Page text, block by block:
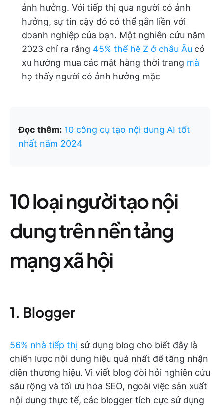
ảnh hưởng. Với tiếp thị qua người có ảnh
hưởng, sự tin cậy đó có thể gắn liền với
doanh nghiệp của bạn. Một nghiên cứu năm
2023 chỉ ra rằng 45% thế hệ Z ở châu Âu có
xu hướng mua các mặt hàng thời trang mà
họ thấy người có ảnh hưởng mặc
Đọc thêm: 10 công cụ tạo nội dung AI tốt
nhất năm 2024
10 loại người tạo nội
dung trên nền tảng
mạng xã hội
1. Blogger
56% nhà tiếp thị sử dụng blog cho biết đây là
chiến lược nội dung hiệu quả nhất để tăng nhận
diện thương hiệu. Vì viết blog đòi hỏi nghiên cứu
sâu rộng và tối ưu hóa SEO, ngoài việc sản xuất
nội dung thực tế, các blogger tích cực sử dụng